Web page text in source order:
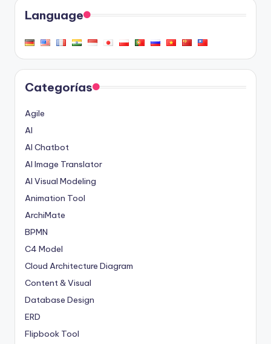
Language
Categorías
Agile
AI
AI Chatbot
AI Image Translator
AI Visual Modeling
Animation Tool
ArchiMate
BPMN
C4 Model
Cloud Architecture Diagram
Content & Visual
Database Design
ERD
Flipbook Tool